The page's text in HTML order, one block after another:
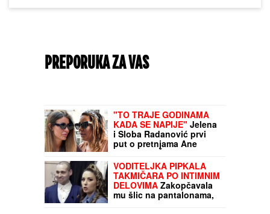
PREPORUKA ZA VAS
"TO TRAJE GODINAMA
KADA SE NAPIJE" Jelena
i Sloba Radanović prvi
put o pretnjama Ane
Nikolić, TUŽE JE pa otkrili
šta se desilo:"Spominje
mi bolesno dete" (VIDEO)
VODITELJKA PIPKALA
TAKMIČARA PO INTIMNIM
DELOVIMA Zakopčavala
mu šlic na pantalonama,
pa usledila neprijatnost: